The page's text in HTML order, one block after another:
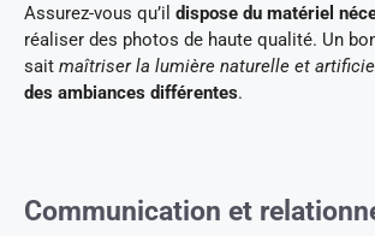
Assurez-vous qu’il dispose du matériel
réaliser des photos de haute qualité. Un
sait maîtriser la lumière naturelle et
des ambiances différentes.
Communication et